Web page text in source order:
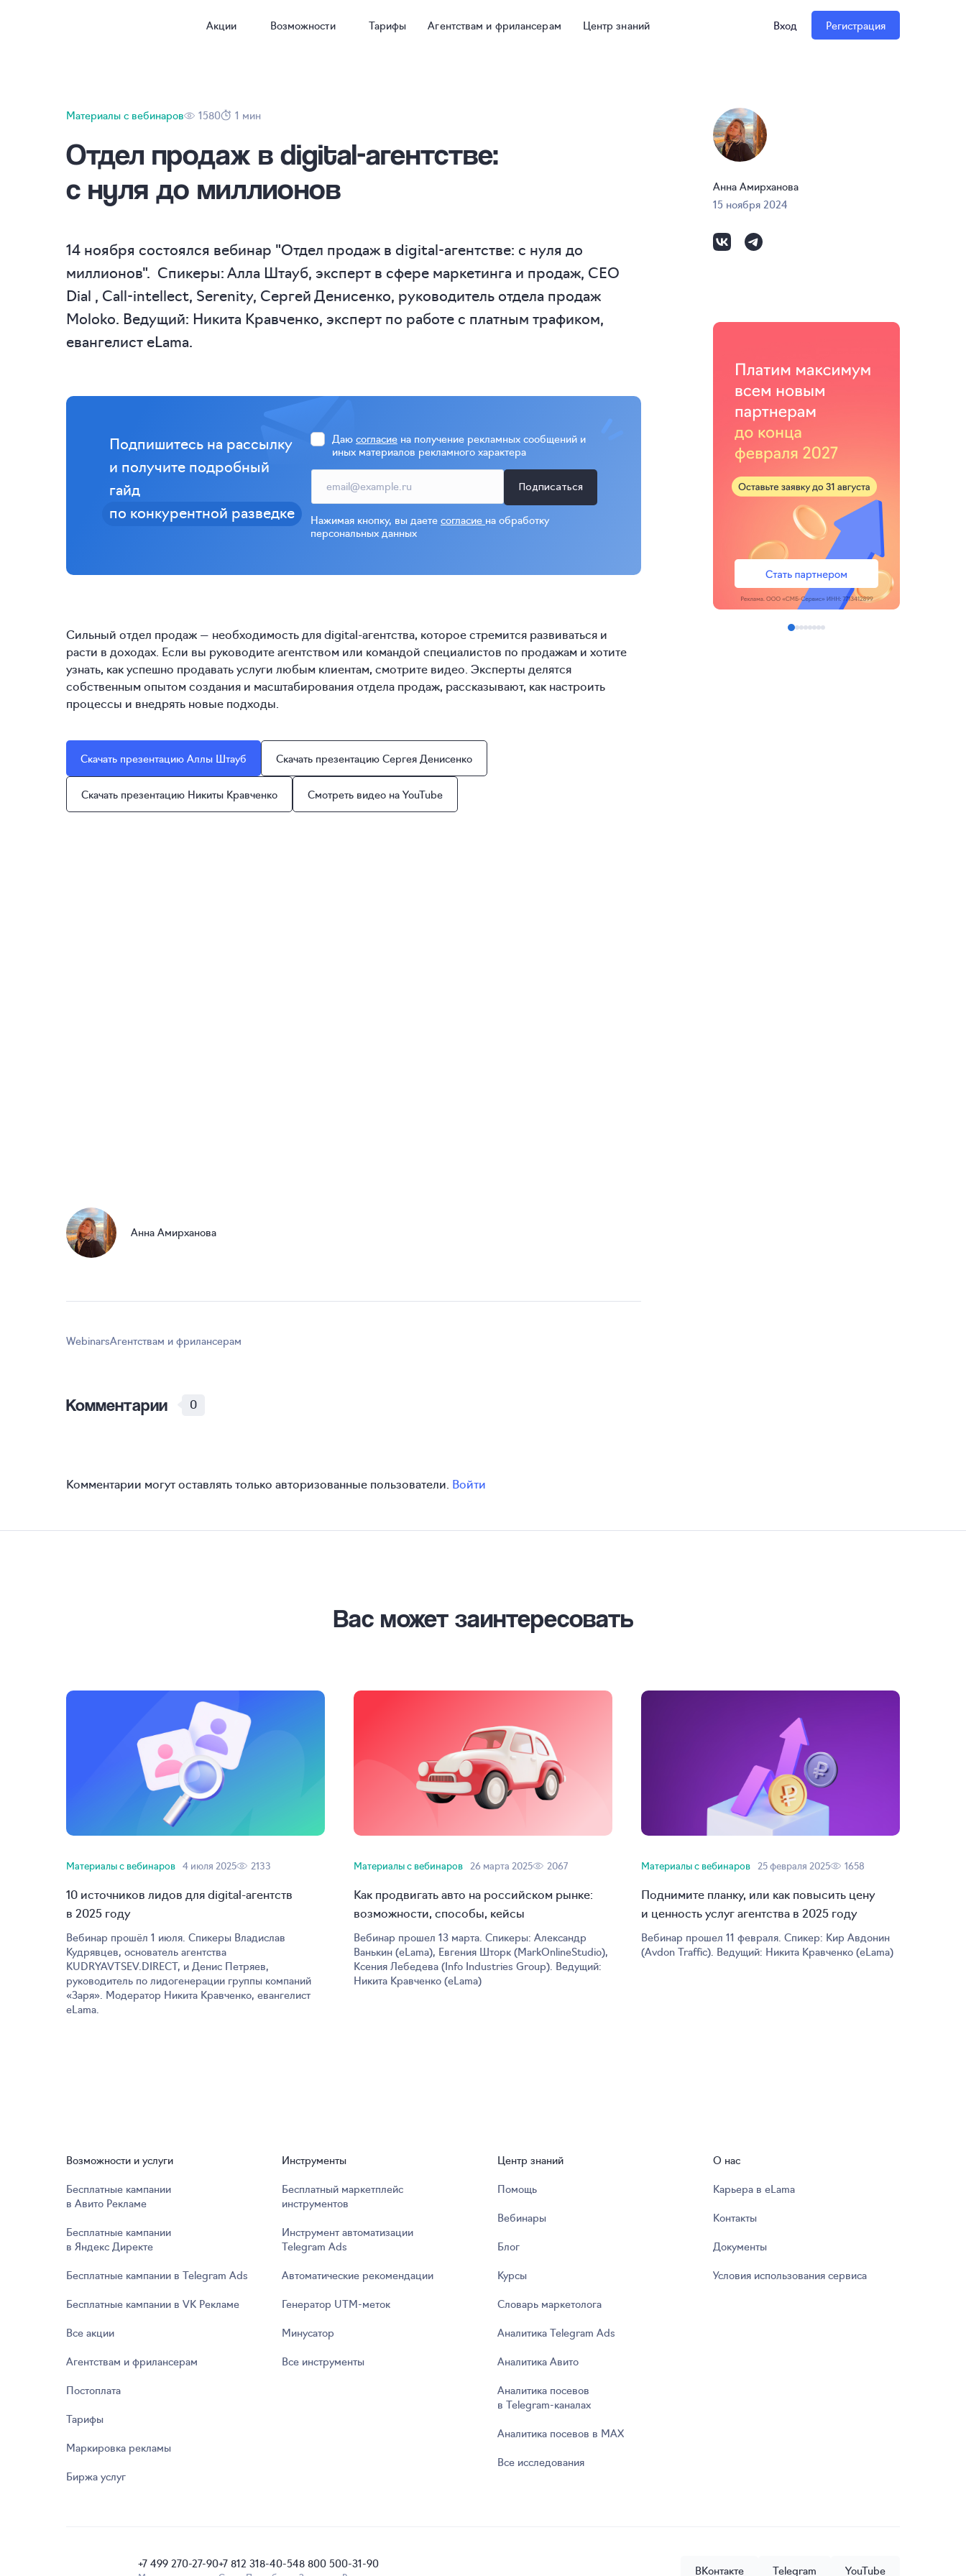
Акции Возможности Тарифы Агентствам и фрилансерам Центр знаний Вход Регистрация
Материалы с вебинаров 1580 1 мин
Отдел продаж вdigital-агентстве:
с нуля до миллионов
14 ноября состоялся вебинар "Отдел продаж в digital-агентстве: с нуля до
миллионов". Спикеры: Алла Штауб, эксперт в сфере маркетинга и продаж, СЕO
Dial , Call-intellect, Serenity, Сергей Денисенко, руководитель отдела продаж
Moloko. Ведущий: Никита Кравченко, эксперт по работе с платным трафиком,
евангелист eLama.
Подпишитесь на рассылку
и получите подробный
гайд
по конкурентной разведке
Даю согласие на получение рекламных сообщений и
иных материалов рекламного характера
Подписаться
Нажимая кнопку, вы даете согласие на обработку
персональных данных
Сильный отдел продаж — необходимость для digital-агентства, которое стремится развиваться и
расти в доходах. Если вы руководите агентством или командой специалистов по продажам и хотите
узнать, как успешно продавать услуги любым клиентам, смотрите видео. Эксперты делятся
собственным опытом создания и масштабирования отдела продаж, рассказывают, как настроить
процессы и внедрять новые подходы.
Скачать презентацию Аллы Штауб Скачать презентацию Сергея Денисенко
Скачать презентацию Никиты Кравченко Смотреть видео на YouTube
Анна Амирханова
WebinarsАгентствам и фрилансерам
Анна Амирханова
15 ноября 2024
Комментарии 0
Комментарии могут оставлять только авторизованные пользователи. Войти
Вас может заинтересовать
Материалы с вебинаров 4 июля 2025 2133
10 источников лидов дляdigital-агентств
в 2025 году
Вебинар прошёл 1 июля. Спикеры Владислав
Кудрявцев, основатель агентства
KUDRYAVTSEV.DIRECT, и Денис Петряев,
руководитель по лидогенерации группы компаний
«Заря». Модератор Никита Кравченко, евангелист
eLama.
Материалы с вебинаров 26 марта 2025 2067
Как продвигать авто на российском рынке:
возможности, способы, кейсы
Вебинар прошел 13 марта. Спикеры: Александр
Ванькин (eLama), Евгения Шторк (MarkOnlineStudio),
Ксения Лебедева (Info Industries Group). Ведущий:
Никита Кравченко (eLama)
Материалы с вебинаров 25 февраля 2025 1658
Поднимите планку, или как повысить цену
и ценность услуг агентства в 2025 году
Вебинар прошел 11 февраля. Спикер: Кир Авдонин
(Avdon Traffic). Ведущий: Никита Кравченко (eLama)
Возможности и услуги
Бесплатные кампании
в Авито Рекламе
Бесплатные кампании
в Яндекс Директе
Бесплатные кампании в Telegram Ads
Бесплатные кампании в VK Рекламе
Все акции
Агентствам и фрилансерам
Постоплата
Тарифы
Маркировка рекламы
Биржа услуг
Инструменты
Бесплатный маркетплейс
инструментов
Инструмент автоматизации
Telegram Ads
Автоматические рекомендации
Генератор UTM‑меток
Минусатор
Все инструменты
Центр знаний
Помощь
Вебинары
Блог
Курсы
Словарь маркетолога
Аналитика Telegram Ads
Аналитика Авито
Аналитика посевов
в Telegram‑каналах
Аналитика посевов в MAX
Все исследования
О нас
Карьера в eLama
Контакты
Документы
Условия использования сервиса
+7 499 270-27-90+7 812 318-40-548 800 500-31-90 ВКонтакте Telegram YouTube